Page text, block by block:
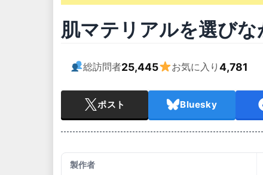
肌マテリアルを選び
総訪問者25,445 お気に入り4,781
ポスト Bluesky
製作者